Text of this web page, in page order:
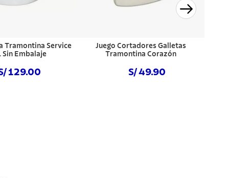
Tramontina Service
Sin Embalaje
129.00
Juego Cortadores Galletas
Tramontina Corazón
S/ 49.90